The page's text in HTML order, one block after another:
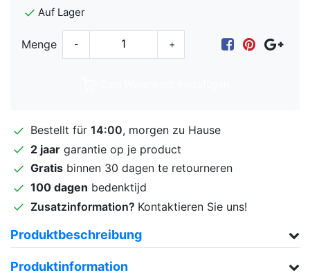
Auf Lager
Menge - +
Bestellt für 14:00, morgen zu Hause
2 jaar garantie op je product
Gratis binnen 30 dagen te retourneren
100 dagen bedenktijd
Zusatzinformation? Kontaktieren Sie uns!
Produktbeschreibung
Produktinformation